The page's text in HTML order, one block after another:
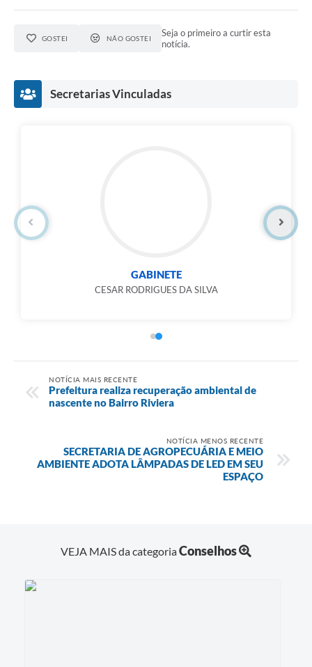
GOSTEI NÃO GOSTEI
Seja o primeiro a curtir esta
notícia.
Secretarias Vinculadas
GABINETE
CESAR RODRIGUES DA SILVA
NOTÍCIA MAIS RECENTE
Prefeitura realiza recuperação ambiental de
nascente no Bairro Riviera
NOTÍCIA MENOS RECENTE
SECRETARIA DE AGROPECUÁRIA E MEIO
AMBIENTE ADOTA LÂMPADAS DE LED EM SEU
ESPAÇO
VEJA MAIS da categoriaConselhos